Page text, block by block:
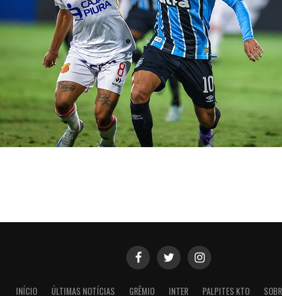
INÍCIO ÚLTIMAS NOTÍCIAS GRÊMIO INTER PALPITES KTO